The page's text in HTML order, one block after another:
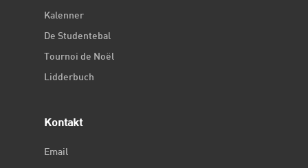
Kalenner
De Studentebal
Tournoi de Noël
Lidderbuch
Kontakt
Email